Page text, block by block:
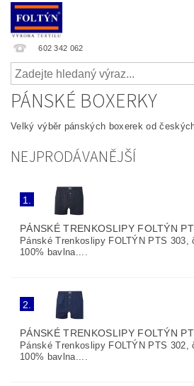
602 342 062
PÁNSKÉ BOXERKY
Velký výběr pánských boxerek od
NEJPRODÁVANĚJŠÍ
1.
PÁNSKÉ TRENKOSLIPY FOLTÝN
Pánské Trenkoslipy FOLTÝN PTS 303,
100% bavlna....
2.
PÁNSKÉ TRENKOSLIPY FOLTÝN
Pánské Trenkoslipy FOLTÝN PTS 302,
100% bavlna....